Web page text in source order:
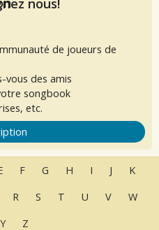
de joueurs de
des amis
songbook
etc.
F G H I J
K
R S T U V
W
Y Z